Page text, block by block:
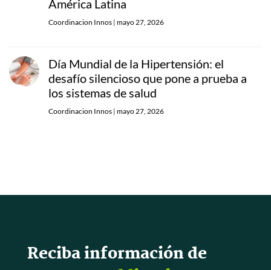
América Latina
Coordinacion Innos | mayo 27, 2026
Día Mundial de la Hipertensión: el
desafío silencioso que pone a prueba a
los sistemas de salud
Coordinacion Innos | mayo 27, 2026
Reciba información de